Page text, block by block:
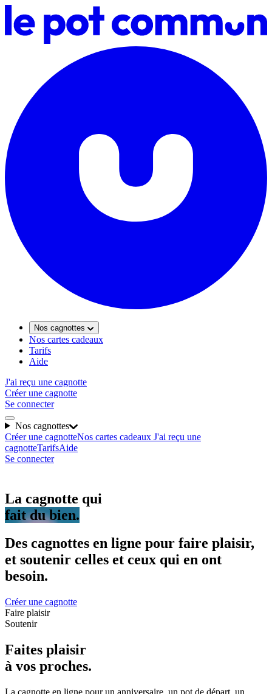
Nos cagnottes
Nos cartes cadeaux
Tarifs
Aide
J'ai reçu une cagnotte
Créer une cagnotte
Se connecter
Nos cagnottes
Créer une cagnotteNos cartes cadeaux J'ai reçu une
cagnotteTarifsAide
Se connecter
La cagnotte qui
fait du bien.
Des cagnottes en ligne pour faire plaisir,
et soutenir celles et ceux qui en ont
besoin.
Créer une cagnotte
Faire plaisir
Soutenir
Faites plaisir
à vos proches.